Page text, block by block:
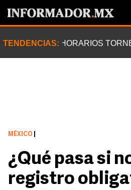
TENDENCIAS: HORARIOS
MÉXICO
¿Qué pasa si
registro